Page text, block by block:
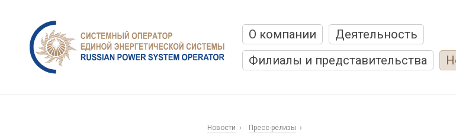
О компании
Деятельность
Филиалы и представительства
Новости Пресс-релизы